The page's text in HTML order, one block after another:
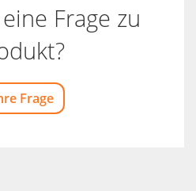
Frage zu
Frage